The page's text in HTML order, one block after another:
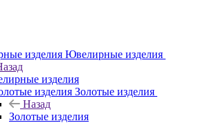
Ювелирные изделия
изделия
Золотые изделия
Назад
Золотые изделия